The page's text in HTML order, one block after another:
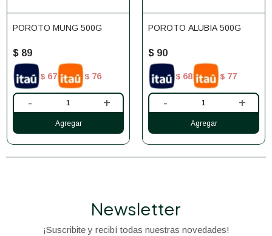
POROTO MUNG 500G
$ 89
$ 67 $ 76
- +
POROTO ALUBIA 500G
$ 90
$ 68 $ 77
- +
Newsletter
¡Suscribite y recibí todas nuestras novedades!